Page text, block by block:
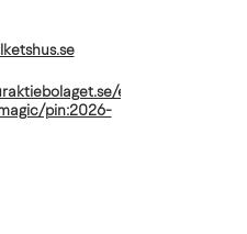
evenemang/daniel-
pin:2026-